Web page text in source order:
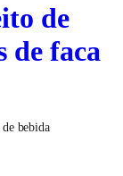
de
de faca
bebida